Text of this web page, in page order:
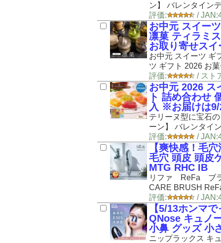
ン】 バレンタイン
評価:
/
お中元 スイー
凛菓 ティラミ
お取り寄せスイ
お中元 スイーツ ギ
ツ ギフト 2026 お
評価:
/ スト
お中元 2026 ス
ト 詰め合わせ
入 ※お届けは9/
テリーヌ型に宝石
ーン】 バレンタイ
評価:
/
【爽快感！毛
毛穴 頭皮 頭皮
MTG RHC IB
リファ ReFa ブ
CARE BRUSH
評価:
/
【5/13ホンマ
QNose キュノ
小鼻 グッズ 小
ニップラックス キ